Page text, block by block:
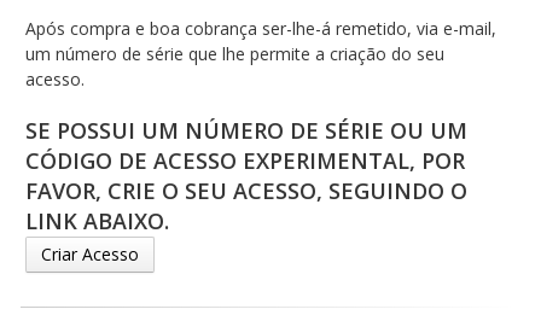
Após compra e boa cobrança ser-lhe-á remetido, via e-mail,
um número de série que lhe permite a criação do seu
acesso.
SE POSSUI UM NÚMERO DE SÉRIE OU UM
CÓDIGO DE ACESSO EXPERIMENTAL, POR
FAVOR, CRIE O SEU ACESSO, SEGUINDO O
LINK ABAIXO.
Criar Acesso